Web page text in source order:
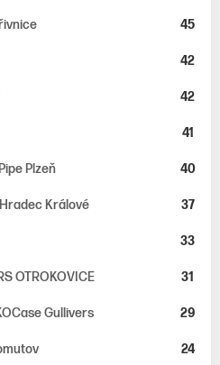
45
42
42
41
Plzeň 40
Králové 37
33
OTROKOVICE 31
Gullivers 29
24